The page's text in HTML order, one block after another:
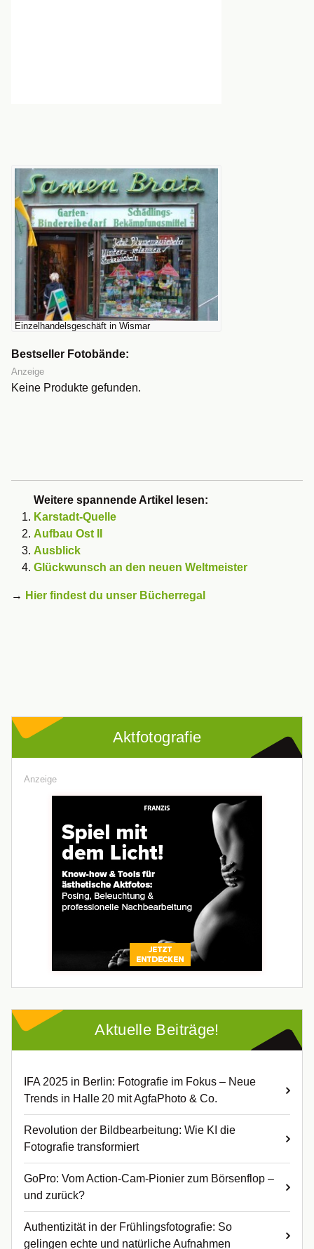
Einzelhandelsgeschäft in Wismar
Bestseller Fotobände:
Anzeige
Keine Produkte gefunden.
Weitere spannende Artikel lesen:
Karstadt-Quelle
Aufbau Ost II
Ausblick
Glückwunsch an den neuen Weltmeister
→ Hier findest du unser Bücherregal
Aktfotografie
Anzeige
Aktuelle Beiträge!
IFA 2025 in Berlin: Fotografie im Fokus – Neue
Trends in Halle 20 mit AgfaPhoto & Co.
Revolution der Bildbearbeitung: Wie KI die
Fotografie transformiert
GoPro: Vom Action-Cam-Pionier zum Börsenflop –
und zurück?
Authentizität in der Frühlingsfotografie: So
gelingen echte und natürliche Aufnahmen